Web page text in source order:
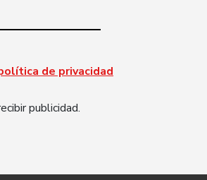
de privacidad
publicidad.